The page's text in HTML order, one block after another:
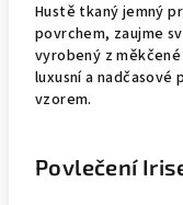
Hustě tkaný jemný
povrchem, zaujme
vyrobený z
luxusní a nadčasové
vzorem.
Povlečení